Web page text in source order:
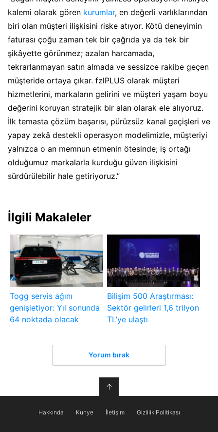
kalemi olarak gören kurumlar, en değerli varlıklarından
biri olan müşteri ilişkisini riske atıyor. Kötü deneyimin
faturası çoğu zaman tek bir çağrıda ya da tek bir
şikâyette görünmez; azalan harcamada,
tekrarlanmayan satın almada ve sessizce rakibe geçen
müşteride ortaya çıkar. fzlPLUS olarak müşteri
hizmetlerini, markaların gelirini ve müşteri yaşam boyu
değerini koruyan stratejik bir alan olarak ele alıyoruz.
İlk temasta çözüm başarısı, pürüzsüz kanal geçişleri ve
yapay zekâ destekli operasyon modelimizle, müşteriyi
yalnızca o an memnun etmenin ötesinde; iş ortağı
olduğumuz markalarla kurduğu güven ilişkisini
sürdürülebilir hale getiriyoruz.”
İlgili Makaleler
Togg servis ağını
genişletiyor: Yıl sonunda
64 noktada olacak
Bilişim 500 Araştırması:
Sektör gelirleri 1,6 trilyon
TL’ye ulaştı
Yorum bırak
↑
Hakkında Künye İletişim Gizlilik Politikası